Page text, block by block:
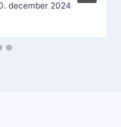
december 2024